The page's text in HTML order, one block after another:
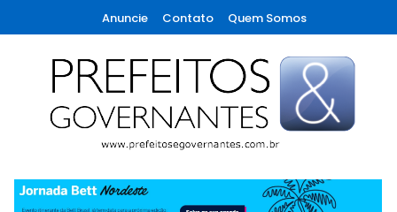
To
Content
Anuncie Contato Quem Somos
Prefeitos & Governantes